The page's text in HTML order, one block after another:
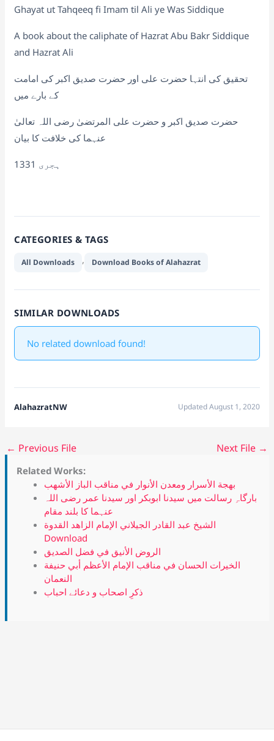
Ghayat ut Tahqeeq fi Imam til Ali ye Was Siddique
A book about the caliphate of Hazrat Abu Bakr Siddique
and Hazrat Ali
تحقیق کی انتہا حضرت علی اور حضرت صدیق اکبر کی امامت
کے بارے میں
حضرت صدیق اکبر و حضرت علی المرتضیٰ رضی اللہ تعالیٰ
عنہما کی خلافت کا بیان
1331 ہجری
CATEGORIES & TAGS
All Downloads , Download Books of Alahazrat
SIMILAR DOWNLOADS
No related download found!
AlahazratNW Updated August 1, 2020
← Previous File Next File →
Related Works:
بهجة الأسرار ومعدن الأنوار في مناقب الباز الأشهب
بارگاہِ رسالت میں سیدنا ابوبکر اور سیدنا عمر رضی اللہ
عنہما کا بلند مقام
الشيخ عبد القادر الجيلاني الإمام الزاهد القدوة
Download
الروض الأنيق في فضل الصديق
الخيرات الحسان في مناقب الإمام الأعظم أبي حنيفة
النعمان
ذکرِ اصحاب و دعائے احباب